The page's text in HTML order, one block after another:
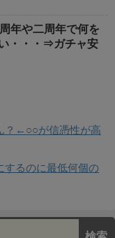
年や二周年で何を
・・・⇒ガチャ安
？←○○が信憑性が高
するのに最低何個の